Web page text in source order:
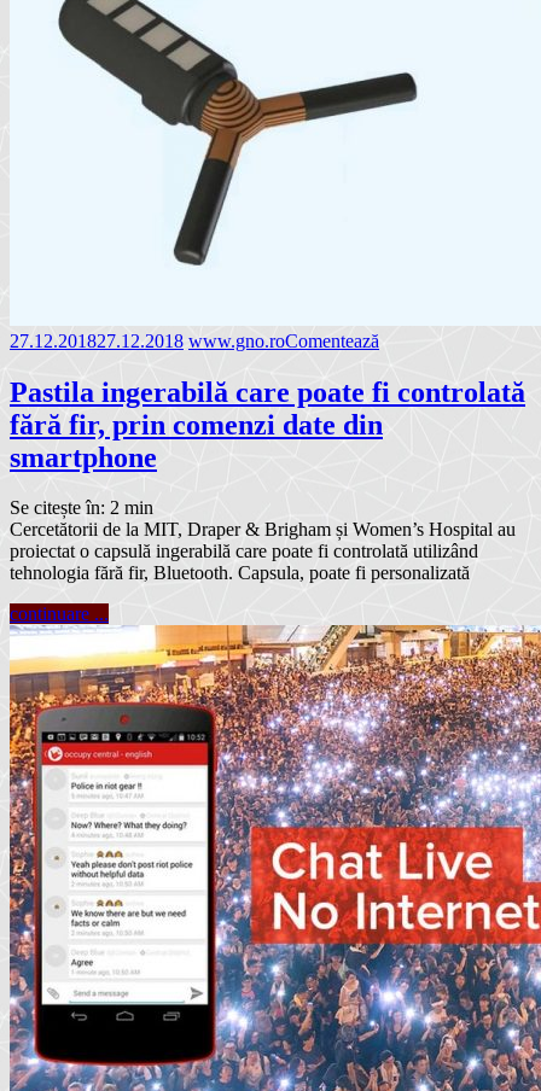
27.12.201827.12.2018 www.gno.roComentează
Pastila ingerabilă care poate fi controlată
fără fir, prin comenzi date din
smartphone
Se citește în: 2 min
Cercetătorii de la MIT, Draper & Brigham și Women’s Hospital au
proiectat o capsulă ingerabilă care poate fi controlată utilizând
tehnologia fără fir, Bluetooth. Capsula, poate fi personalizată
continuare ...